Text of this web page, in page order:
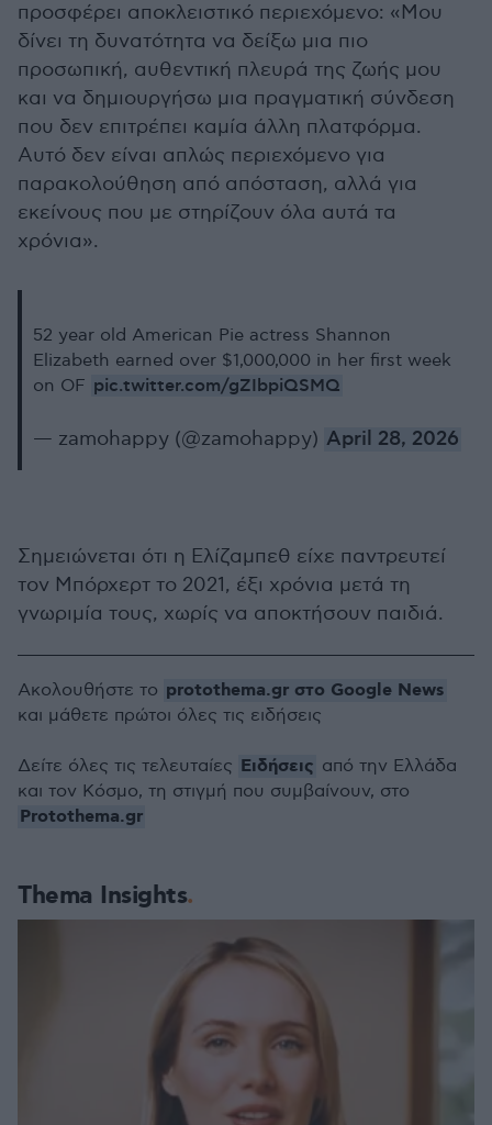
προσφέρει αποκλειστικό περιεχόμενο: «Μου
δίνει τη δυνατότητα να δείξω μια πιο
προσωπική, αυθεντική πλευρά της ζωής μου
και να δημιουργήσω μια πραγματική σύνδεση
που δεν επιτρέπει καμία άλλη πλατφόρμα.
Αυτό δεν είναι απλώς περιεχόμενο για
παρακολούθηση από απόσταση, αλλά για
εκείνους που με στηρίζουν όλα αυτά τα
χρόνια».
52 year old American Pie actress Shannon
Elizabeth earned over $1,000,000 in her first week
on OF pic.twitter.com/gZIbpiQSMQ
— zamohappy (@zamohappy) April 28, 2026
Σημειώνεται ότι η Ελίζαμπεθ είχε παντρευτεί
τον Μπόρχερτ το 2021, έξι χρόνια μετά τη
γνωριμία τους, χωρίς να αποκτήσουν παιδιά.
Thema Insights
Ακολουθήστε το protothema.gr στο Google News
και μάθετε πρώτοι όλες τις ειδήσεις
Δείτε όλες τις τελευταίες Ειδήσεις από την Ελλάδα
και τον Κόσμο, τη στιγμή που συμβαίνουν, στο
Protothema.gr